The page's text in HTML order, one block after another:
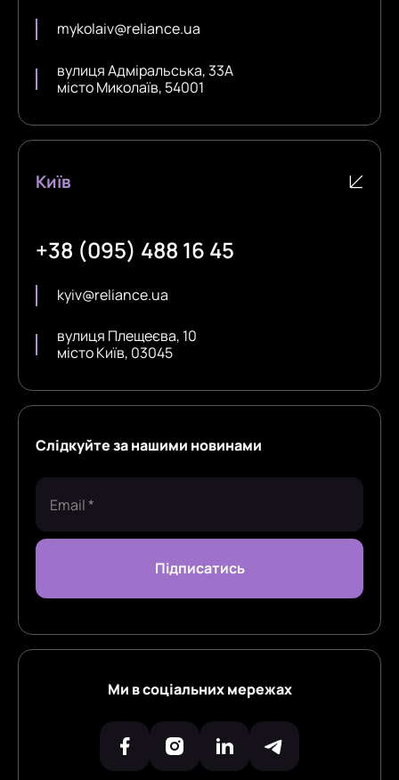
mykolaiv@reliance.ua
вулиця Адміральська, 33А
місто Миколаїв, 54001
Київ
+38 (095) 488 16 45
kyiv@reliance.ua
вулиця Плещеєва, 10
місто Київ, 03045
Слідкуйте за нашими новинами
Ми в соціальних мережах